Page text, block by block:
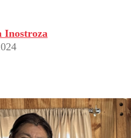
Inostroza